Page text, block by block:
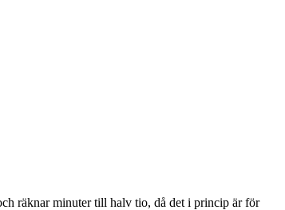
räknar minuter till halv tio, då det i princip är för